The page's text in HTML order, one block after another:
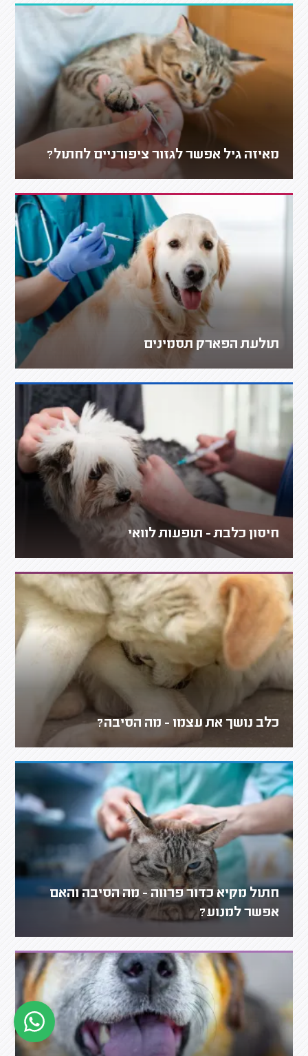
מאיזה גיל אפשר לגזור ציפורניים לחתול?
תולעת הפארק תסמינים
חיסון כלבת - תופעות לוואי
כלב נושך את עצמו - מה הסיבה?
חתול מקיא כדור פרווה - מה הסיבה והאם
אפשר למנוע?